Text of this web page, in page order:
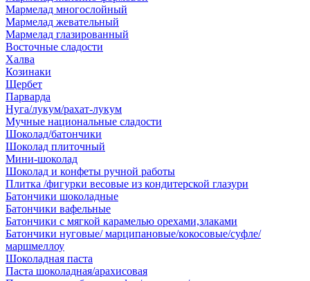
Мармелад многослойный
Мармелад жевательный
Мармелад глазированный
Восточные сладости
Халва
Козинаки
Щербет
Парварда
Нуга/лукум/рахат-лукум
Мучные национальные сладости
Шоколад/батончики
Шоколад плиточный
Мини-шоколад
Шоколад и конфеты ручной работы
Плитка /фигурки весовые из кондитерской глазури
Батончики шоколадные
Батончики вафельные
Батончики с мягкой карамелью орехами,злаками
Батончики нуговые/ марципановые/кокосовые/суфле/
маршмеллоу
Шоколадная паста
Паста шоколадная/арахисовая